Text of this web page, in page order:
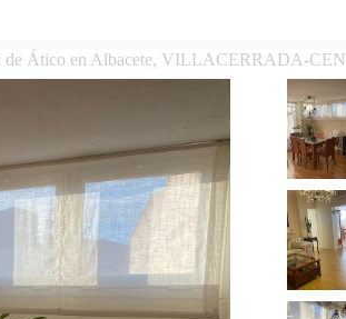
de Ático en Albacete, VILLACERRADA-